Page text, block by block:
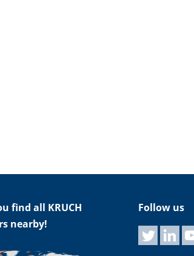
find all KRUCH
nearby!
Follow us